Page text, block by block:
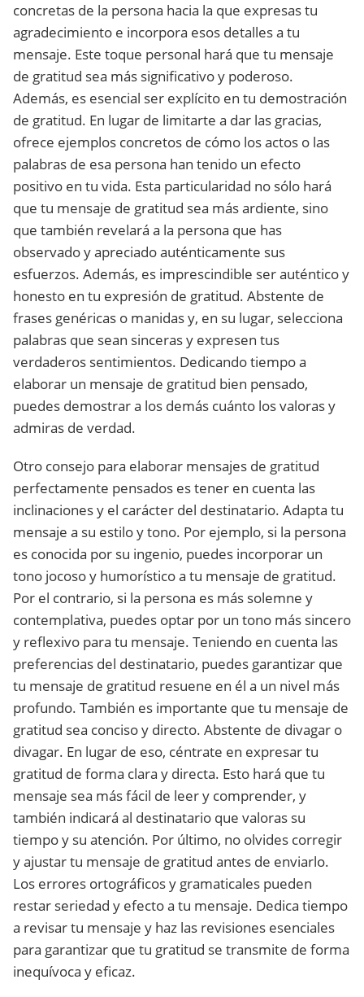
concretas de la persona hacia la que expresas tu
agradecimiento e incorpora esos detalles a tu
mensaje. Este toque personal hará que tu mensaje
de gratitud sea más significativo y poderoso.
Además, es esencial ser explícito en tu demostración
de gratitud. En lugar de limitarte a dar las gracias,
ofrece ejemplos concretos de cómo los actos o las
palabras de esa persona han tenido un efecto
positivo en tu vida. Esta particularidad no sólo hará
que tu mensaje de gratitud sea más ardiente, sino
que también revelará a la persona que has
observado y apreciado auténticamente sus
esfuerzos. Además, es imprescindible ser auténtico y
honesto en tu expresión de gratitud. Abstente de
frases genéricas o manidas y, en su lugar, selecciona
palabras que sean sinceras y expresen tus
verdaderos sentimientos. Dedicando tiempo a
elaborar un mensaje de gratitud bien pensado,
puedes demostrar a los demás cuánto los valoras y
admiras de verdad.
Otro consejo para elaborar mensajes de gratitud
perfectamente pensados es tener en cuenta las
inclinaciones y el carácter del destinatario. Adapta tu
mensaje a su estilo y tono. Por ejemplo, si la persona
es conocida por su ingenio, puedes incorporar un
tono jocoso y humorístico a tu mensaje de gratitud.
Por el contrario, si la persona es más solemne y
contemplativa, puedes optar por un tono más sincero
y reflexivo para tu mensaje. Teniendo en cuenta las
preferencias del destinatario, puedes garantizar que
tu mensaje de gratitud resuene en él a un nivel más
profundo. También es importante que tu mensaje de
gratitud sea conciso y directo. Abstente de divagar o
divagar. En lugar de eso, céntrate en expresar tu
gratitud de forma clara y directa. Esto hará que tu
mensaje sea más fácil de leer y comprender, y
también indicará al destinatario que valoras su
tiempo y su atención. Por último, no olvides corregir
y ajustar tu mensaje de gratitud antes de enviarlo.
Los errores ortográficos y gramaticales pueden
restar seriedad y efecto a tu mensaje. Dedica tiempo
a revisar tu mensaje y haz las revisiones esenciales
para garantizar que tu gratitud se transmite de forma
inequívoca y eficaz.